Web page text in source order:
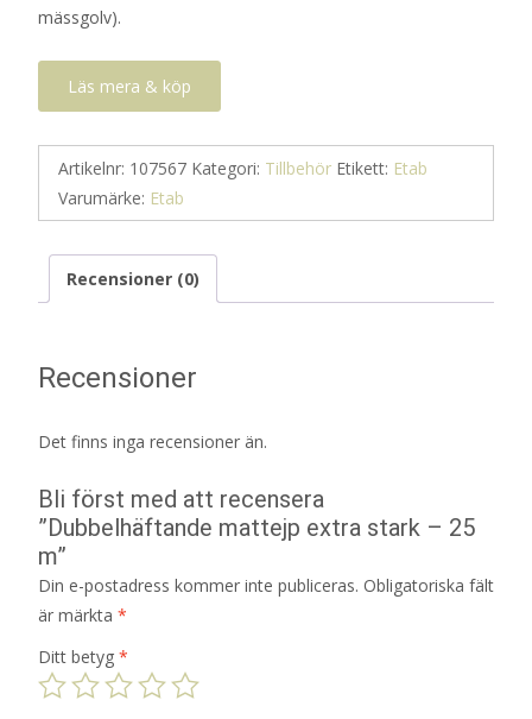
mässgolv).
Läs mera & köp
Artikelnr: 107567 Kategori: Tillbehör Etikett: Etab
Varumärke: Etab
Recensioner (0)
Recensioner
Det finns inga recensioner än.
Bli först med att recensera
”Dubbelhäftande mattejp extra stark – 25
m”
Din e-postadress kommer inte publiceras. Obligatoriska fält
är märkta *
Ditt betyg *